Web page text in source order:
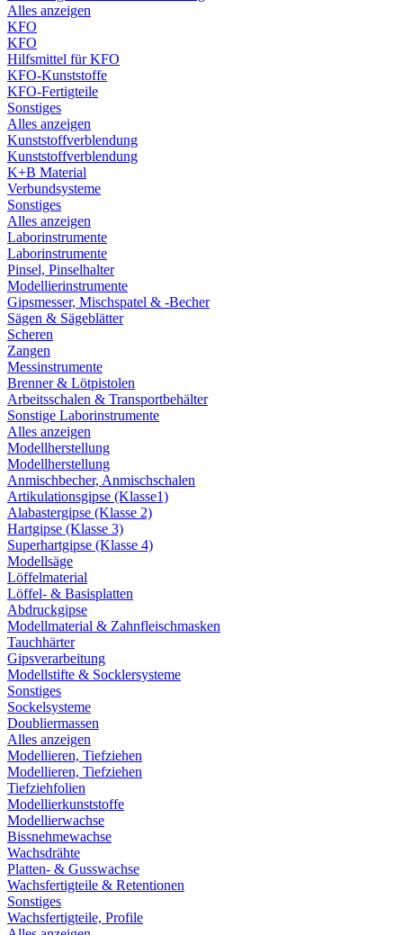
Alles anzeigen
KFO
KFO
Hilfsmittel für KFO
KFO-Kunststoffe
KFO-Fertigteile
Sonstiges
Alles anzeigen
Kunststoffverblendung
Kunststoffverblendung
K+B Material
Verbundsysteme
Sonstiges
Alles anzeigen
Laborinstrumente
Laborinstrumente
Pinsel, Pinselhalter
Modellierinstrumente
Gipsmesser, Mischspatel & -Becher
Sägen & Sägeblätter
Scheren
Zangen
Messinstrumente
Brenner & Lötpistolen
Arbeitsschalen & Transportbehälter
Sonstige Laborinstrumente
Alles anzeigen
Modellherstellung
Modellherstellung
Anmischbecher, Anmischschalen
Artikulationsgipse (Klasse1)
Alabastergipse (Klasse 2)
Hartgipse (Klasse 3)
Superhartgipse (Klasse 4)
Modellsäge
Löffelmaterial
Löffel- & Basisplatten
Abdruckgipse
Modellmaterial & Zahnfleischmasken
Tauchhärter
Gipsverarbeitung
Modellstifte & Socklersysteme
Sonstiges
Sockelsysteme
Doubliermassen
Alles anzeigen
Modellieren, Tiefziehen
Modellieren, Tiefziehen
Tiefziehfolien
Modellierkunststoffe
Modellierwachse
Bissnehmewachse
Wachsdrähte
Platten- & Gusswachse
Wachsfertigteile & Retentionen
Sonstiges
Wachsfertigteile, Profile